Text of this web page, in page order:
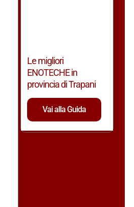
Le migliori
ENOTECHE in
provincia di Trapani
Vai alla Guida